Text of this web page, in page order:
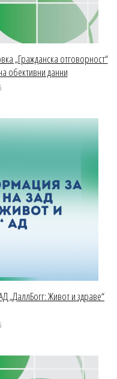
„Гражданска отговорност“
обективни данни
„ДаллБогг: Живот и здраве“